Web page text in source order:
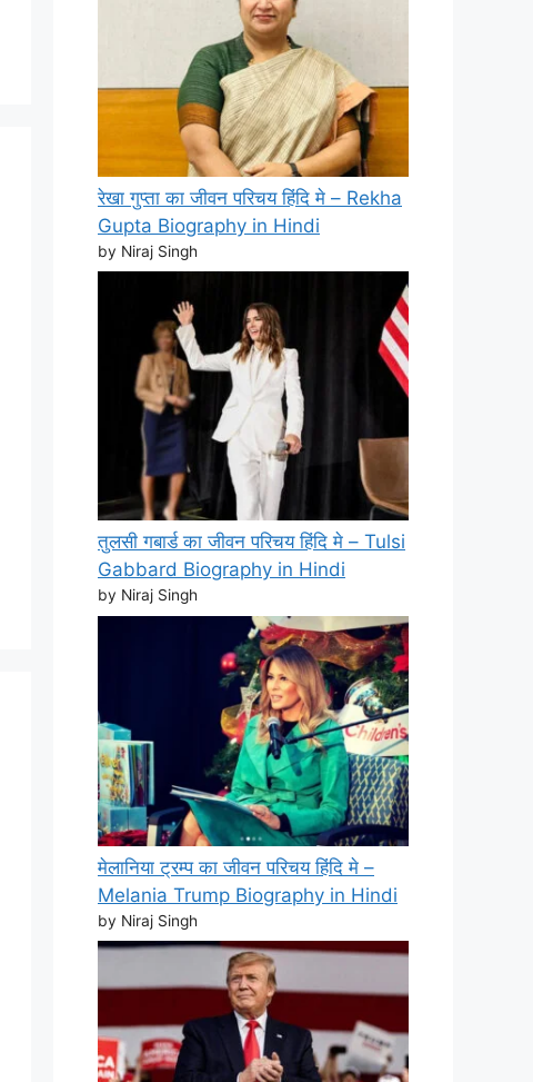
रेखा गुप्ता का जीवन परिचय हिंदि मे – Rekha
Gupta Biography in Hindi
by Niraj Singh
तुलसी गबार्ड का जीवन परिचय हिंदि मे – Tulsi
Gabbard Biography in Hindi
by Niraj Singh
मेलानिया ट्रम्प का जीवन परिचय हिंदि मे –
Melania Trump Biography in Hindi
by Niraj Singh